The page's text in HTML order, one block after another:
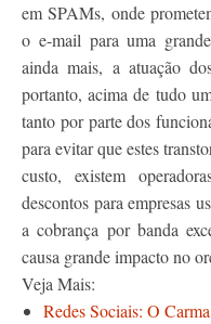
em SPAMs, onde
o e-mail para uma
ainda mais, a atuação
portanto, acima de tudo
tanto por parte dos
para evitar que estes
custo, existem
descontos para empresas
a cobrança por banda
causa grande impacto no
Veja Mais:
Redes Sociais: O